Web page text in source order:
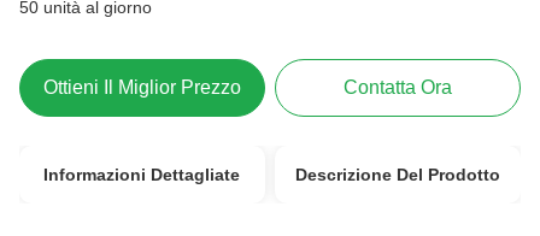
50 unità al giorno
Ottieni Il Miglior Prezzo Contatta Ora
Informazioni Dettagliate Descrizione Del Prodotto